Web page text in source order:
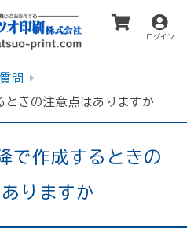
ログイン
問
きの注意点はありますか
作成するときの
りますか